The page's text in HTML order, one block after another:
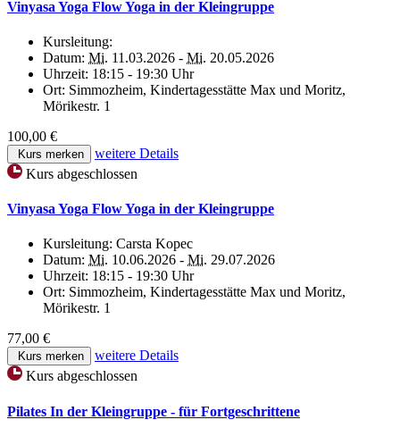
Vinyasa Yoga Flow Yoga in der Kleingruppe
Kursleitung:
Datum: Mi. 11.03.2026 - Mi. 20.05.2026
Uhrzeit: 18:15 - 19:30 Uhr
Ort: Simmozheim, Kindertagesstätte Max und Moritz,
Mörikestr. 1
100,00 €
Kurs merken
weitere Details
Kurs abgeschlossen
Vinyasa Yoga Flow Yoga in der Kleingruppe
Kursleitung: Carsta Kopec
Datum: Mi. 10.06.2026 - Mi. 29.07.2026
Uhrzeit: 18:15 - 19:30 Uhr
Ort: Simmozheim, Kindertagesstätte Max und Moritz,
Mörikestr. 1
77,00 €
Kurs merken
weitere Details
Kurs abgeschlossen
Pilates In der Kleingruppe - für Fortgeschrittene